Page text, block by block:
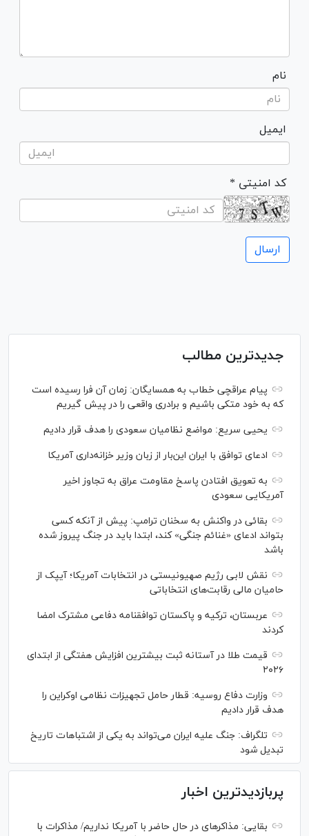
نام
ایمیل
* کد امنیتی
جدیدترین مطالب
پیام عراقچی خطاب به همسایگان: زمان آن فرا رسیده است
که به خود متکی باشیم و برادری واقعی را در پیش گیریم
یحیی سریع: مواضع نظامیان سعودی را هدف قرار دادیم
ادعای توافق با ایران این‌بار از زبان وزیر خزانه‌داری آمریکا
به تعویق افتادن پاسخ مقاومت عراق به تجاوز اخیر
آمریکایی سعودی
بقائی در واکنش به سخنان ترامپ: پیش از آنکه کسی
بتواند ادعای «غنائم جنگی» کند، ابتدا باید در جنگ پیروز شده
باشد
نقش لابی رژیم صهیونیستی در انتخابات آمریکا؛ آیپک از
حامیان مالی رقابت‌های انتخاباتی
عربستان، ترکیه و پاکستان توافقنامه دفاعی مشترک امضا
کردند
قیمت طلا در آستانه ثبت بیشترین افزایش هفتگی از ابتدای
۲۰۲۶
وزارت دفاع روسیه: قطار حامل تجهیزات نظامی اوکراین را
هدف قرار دادیم
تلگراف: جنگ علیه ایران می‌تواند به یکی از اشتباهات تاریخ
تبدیل شود
پربازدیدترین اخبار
بقایی: مذاکره‎ای در حال حاضر با آمریکا نداریم/ مذاکرات با